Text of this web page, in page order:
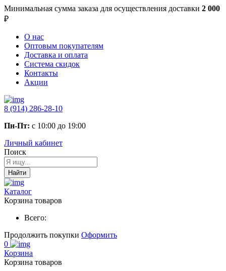
Минимальная сумма заказа для осуществления доставки 2 000
₽
О нас
Оптовым покупателям
Доставка и оплата
Система скидок
Контакты
Акции
8 (914) 286-28-10
Пн-Пт: с 10:00 до 19:00
Личный кабинет
Поиск
Найти
Каталог
Корзина товаров
Всего:
Продолжить покупки Оформить
0
Корзина
Корзина товаров